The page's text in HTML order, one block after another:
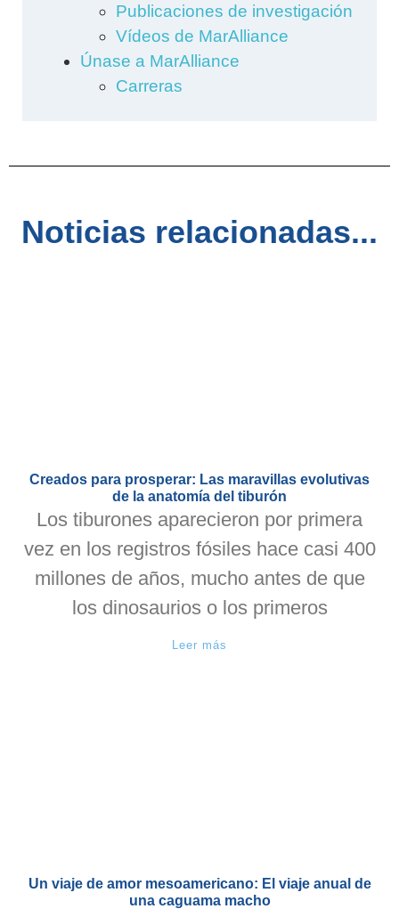
Publicaciones de investigación
Vídeos de MarAlliance
Únase a MarAlliance
Carreras
Noticias relacionadas...
Creados para prosperar: Las maravillas evolutivas
de la anatomía del tiburón
Los tiburones aparecieron por primera
vez en los registros fósiles hace casi 400
millones de años, mucho antes de que
los dinosaurios o los primeros
Leer más
Un viaje de amor mesoamericano: El viaje anual de
una caguama macho